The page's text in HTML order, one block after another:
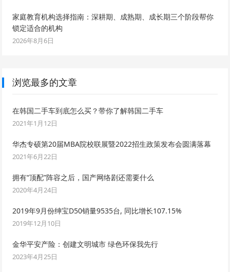
家庭教育机构选择指南：深耕期、成熟期、成长期三个阶段帮你
锁定适合的机构
2026年8月6日
浏览最多的文章
在韩国二手车到底怎么买？带你了解韩国二手车
2021年1月12日
华杰专硕第20届MBA院校联展暨2022招生政策发布会圆满落幕
2021年6月22日
拥有“顶配”阵容之后，国产网络剧还需要什么
2020年4月24日
2019年9月份绅宝D50销量9535台, 同比增长107.15%
2019年12月10日
金华平安产险：创建文明城市 绿色环保我先行
2023年4月25日